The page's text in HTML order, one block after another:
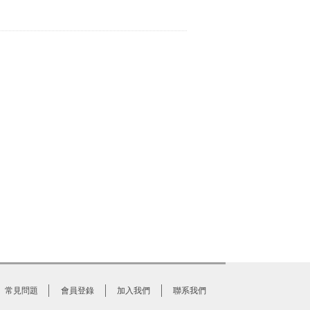
常見問題 會員登錄 加入我們 聯系我們